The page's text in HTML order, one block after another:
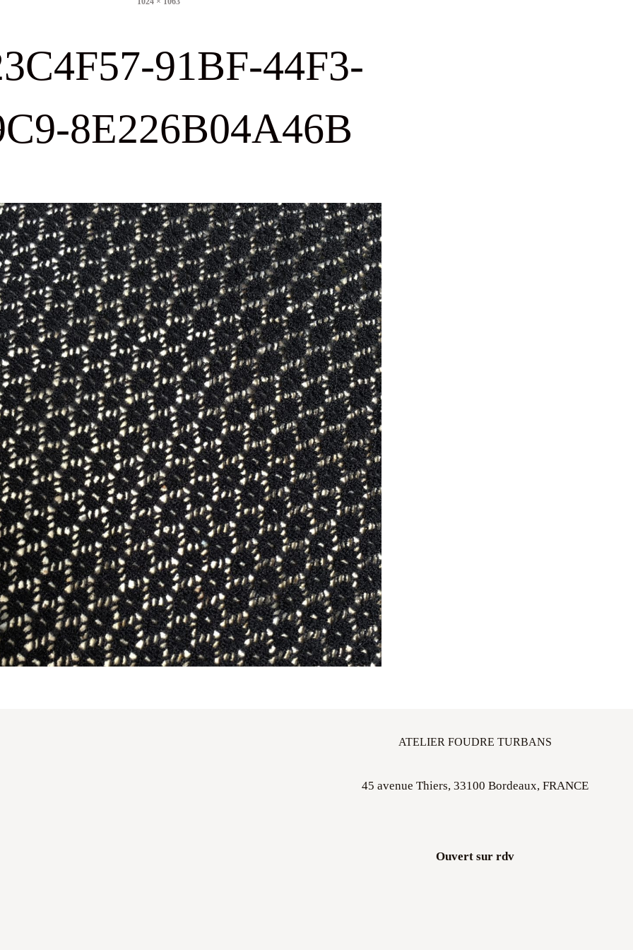
91BF-44F3-
8E226B04A46B
ATELIER FOUDRE TURBANS
45 avenue Thiers, 33100 Bordeaux, FRANCE
Ouvert sur rdv